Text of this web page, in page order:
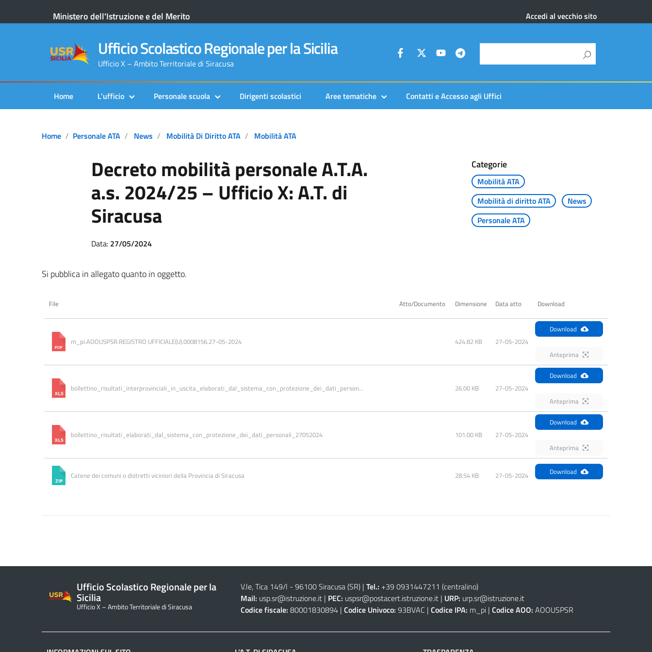
Ministero dell'Istruzione e del Merito Accedi al vecchio sito
Ufficio Scolastico Regionale per la Sicilia
Ufficio X – Ambito Territoriale di Siracusa
Home L’ufficio Personale scuola Dirigenti scolastici Aree tematiche Contatti e Accesso agli Uffici
Home Personale ATA News Mobilità Di Diritto ATA Mobilità ATA
Decreto mobilità personale A.T.A.
a.s. 2024/25 – Ufficio X: A.T. di
Siracusa
Categorie
Mobilità ATA
Mobilità di diritto ATA
News
Personale ATA
Data: 27/05/2024
Si pubblica in allegato quanto in oggetto.
File Atto/Documento Dimensione Data atto Download
m_pi.AOOUSPSR.REGISTRO UFFICIALE(U).0008156.27-05-2024 424.82 KB 27-05-2024
Download
Anteprima
bollettino_risultati_interprovinciali_in_uscita_elaborati_dal_sistema_con_protezione_dei_dati_person... 26.00 KB 27-05-2024
Download
Anteprima
bollettino_risultati_elaborati_dal_sistema_con_protezione_dei_dati_personali_27052024 101.00 KB 27-05-2024
Download
Anteprima
Catene dei comuni o distretti viciniori della Provincia di Siracusa 28.54 KB 27-05-2024 Download
Ufficio Scolastico Regionale per la
Sicilia
Ufficio X – Ambito Territoriale di Siracusa
V.le, Tica 149/l - 96100 Siracusa (SR)| Tel.: +39 0931447211 (centralino)
Mail: usp.sr@istruzione.it| PEC: uspsr@postacert.istruzione.it| URP: urp.sr@istruzione.it
Codice fiscale: 80001830894 | Codice Univoco: 93BVAC | Codice IPA: m_pi | Codice AOO: AOOUSPSR